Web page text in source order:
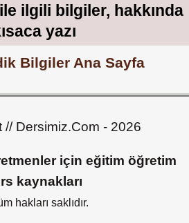
ilgili bilgiler, hakkında
yazı
Bilgiler Ana Sayfa
// Dersimiz.Com - 2026
için eğitim öğretim
kaynakları
hakları saklıdır.